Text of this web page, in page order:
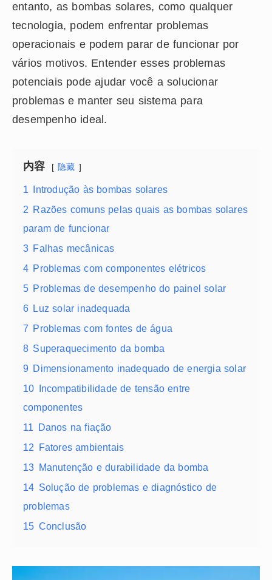
entanto, as bombas solares, como qualquer
tecnologia, podem enfrentar problemas
operacionais e podem parar de funcionar por
vários motivos. Entender esses problemas
potenciais pode ajudar você a solucionar
problemas e manter seu sistema para
desempenho ideal.
内容 隐藏
1 Introdução às bombas solares
2 Razões comuns pelas quais as bombas solares
param de funcionar
3 Falhas mecânicas
4 Problemas com componentes elétricos
5 Problemas de desempenho do painel solar
6 Luz solar inadequada
7 Problemas com fontes de água
8 Superaquecimento da bomba
9 Dimensionamento inadequado de energia solar
10 Incompatibilidade de tensão entre
componentes
11 Danos na fiação
12 Fatores ambientais
13 Manutenção e durabilidade da bomba
14 Solução de problemas e diagnóstico de
problemas
15 Conclusão